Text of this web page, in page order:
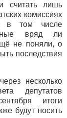
считать лишь
комиссиях
в том числе
вряд ли
не поняли, о
последствия
несколько
депутатов
итоги
будут носить